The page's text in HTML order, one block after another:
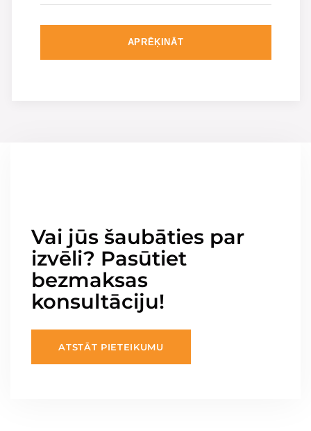
APRĒĶINĀT
Vai jūs šaubāties par
izvēli? Pasūtiet
bezmaksas
konsultāciju!
ATSTĀT PIETEIKUMU